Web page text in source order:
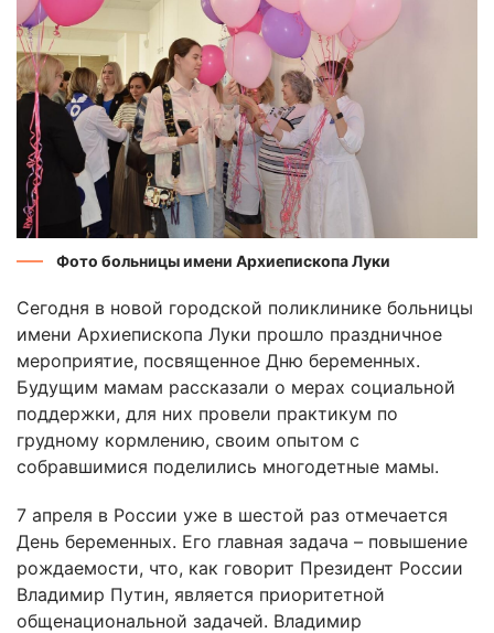
Фото больницы имени Архиепископа Луки
Сегодня в новой городской поликлинике больницы
имени Архиепископа Луки прошло праздничное
мероприятие, посвященное Дню беременных.
Будущим мамам рассказали о мерах социальной
поддержки, для них провели практикум по
грудному кормлению, своим опытом с
собравшимися поделились многодетные мамы.
7 апреля в России уже в шестой раз отмечается
День беременных. Его главная задача – повышение
рождаемости, что, как говорит Президент России
Владимир Путин, является приоритетной
общенациональной задачей. Владимир